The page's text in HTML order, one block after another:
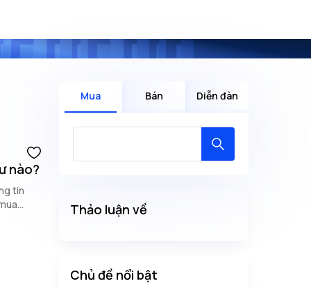
nào?
tin
Mua Bán Diễn đàn
Thảo luận về
Chủ đề nổi bật